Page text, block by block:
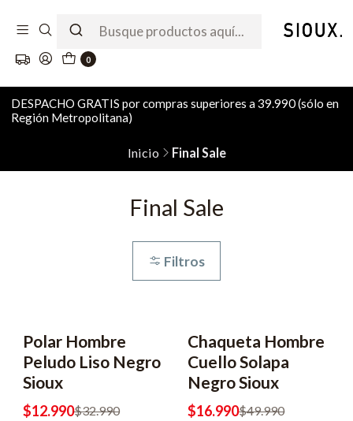
0
DESPACHO GRATIS por compras superiores a 39.990 (sólo en
Región Metropolitana)
Inicio Final Sale
Final Sale
Filtros
-61% OFF
Polar Hombre
Peludo Liso Negro
Sioux
$12.990$32.990
-66% OFF
Chaqueta Hombre
Cuello Solapa
Negro Sioux
$16.990$49.990